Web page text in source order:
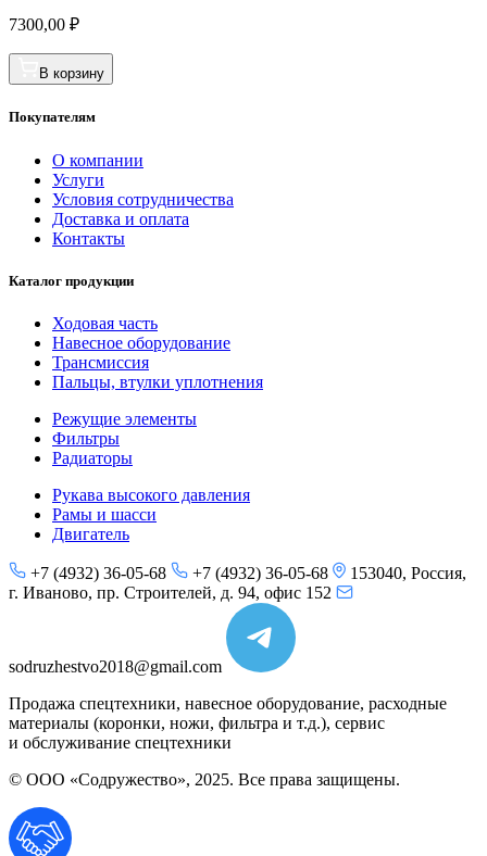
7300,00 ₽
В корзину
Покупателям
О компании
Услуги
Условия сотрудничества
Доставка и оплата
Контакты
Каталог продукции
Ходовая часть
Навесное оборудование
Трансмиссия
Пальцы, втулки уплотнения
Режущие элементы
Фильтры
Радиаторы
Рукава высокого давления
Рамы и шасси
Двигатель
+7 (4932) 36-05-68 +7 (4932) 36-05-68
153040, Россия,
г. Иваново, пр. Строителей, д. 94, офис 152
sodruzhestvo2018@gmail.com
Продажа спецтехники, навесное оборудование, расходные
материалы (коронки, ножи, фильтра и т.д.), сервис
и обслуживание спецтехники
© ООО «Содружество», 2025. Все права защищены.